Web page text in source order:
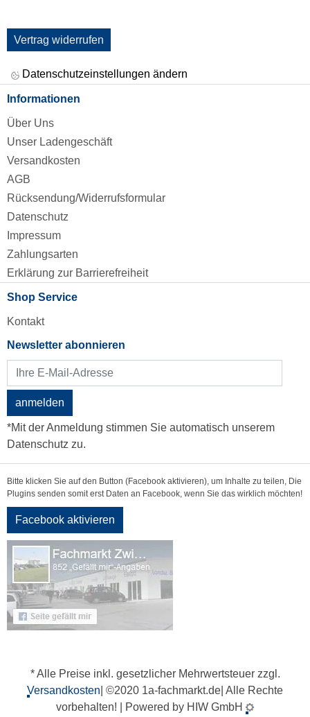
Vertrag widerrufen
Datenschutzeinstellungen ändern
Informationen
Über Uns
Unser Ladengeschäft
Versandkosten
AGB
Rücksendung/Widerrufsformular
Datenschutz
Impressum
Zahlungsarten
Erklärung zur Barrierefreiheit
Shop Service
Kontakt
Newsletter abonnieren
anmelden
*Mit der Anmeldung stimmen Sie automatisch unserem
Datenschutz zu.
Bitte klicken Sie auf den Button (Facebook aktivieren), um Inhalte zu teilen, Die
Plugins senden somit erst Daten an Facebook, wenn Sie das wirklich möchten!
Facebook aktivieren
* Alle Preise inkl. gesetzlicher Mehrwertsteuer zzgl.
Versandkosten | ©2020 1a-fachmarkt.de| Alle Rechte
vorbehalten! | Powered by HIW GmbH